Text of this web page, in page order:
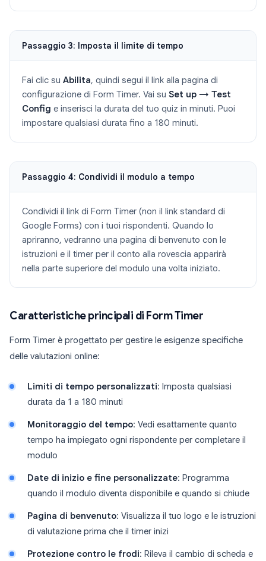
Passaggio 3: Imposta il limite di tempo
Fai clic su Abilita, quindi segui il link alla pagina di
configurazione di Form Timer. Vai su Set up → Test
Config e inserisci la durata del tuo quiz in minuti. Puoi
impostare qualsiasi durata fino a 180 minuti.
Passaggio 4: Condividi il modulo a tempo
Condividi il link di Form Timer (non il link standard di
Google Forms) con i tuoi rispondenti. Quando lo
apriranno, vedranno una pagina di benvenuto con le
istruzioni e il timer per il conto alla rovescia apparirà
nella parte superiore del modulo una volta iniziato.
Caratteristiche principali di Form Timer
Form Timer è progettato per gestire le esigenze specifiche
delle valutazioni online:
Limiti di tempo personalizzati: Imposta qualsiasi
durata da 1 a 180 minuti
Monitoraggio del tempo: Vedi esattamente quanto
tempo ha impiegato ogni rispondente per completare il
modulo
Date di inizio e fine personalizzate: Programma
quando il modulo diventa disponibile e quando si chiude
Pagina di benvenuto: Visualizza il tuo logo e le istruzioni
di valutazione prima che il timer inizi
Protezione contro le frodi: Rileva il cambio di scheda e